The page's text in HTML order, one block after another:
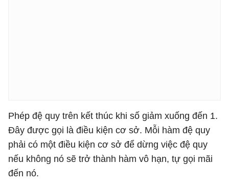
Phép đệ quy trên kết thúc khi số giảm xuống đến 1.
Đây được gọi là điều kiện cơ sở. Mỗi hàm đệ quy
phải có một điều kiện cơ sở để dừng việc đệ quy
nếu không nó sẽ trở thành hàm vô hạn, tự gọi mãi
đến nó.